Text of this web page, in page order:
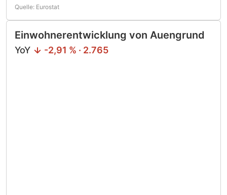
Quelle: Eurostat
Einwohnerentwicklung von Auengrund
YoY -2,91 % · 2.765